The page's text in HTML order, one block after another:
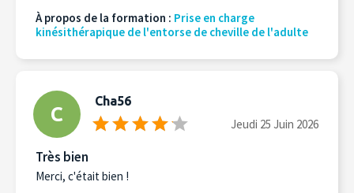
À propos de la formation : Prise en charge
kinésithérapique de l'entorse de cheville de l'adulte
C
Cha56
Jeudi 25 Juin 2026
Très bien
Merci, c'était bien !